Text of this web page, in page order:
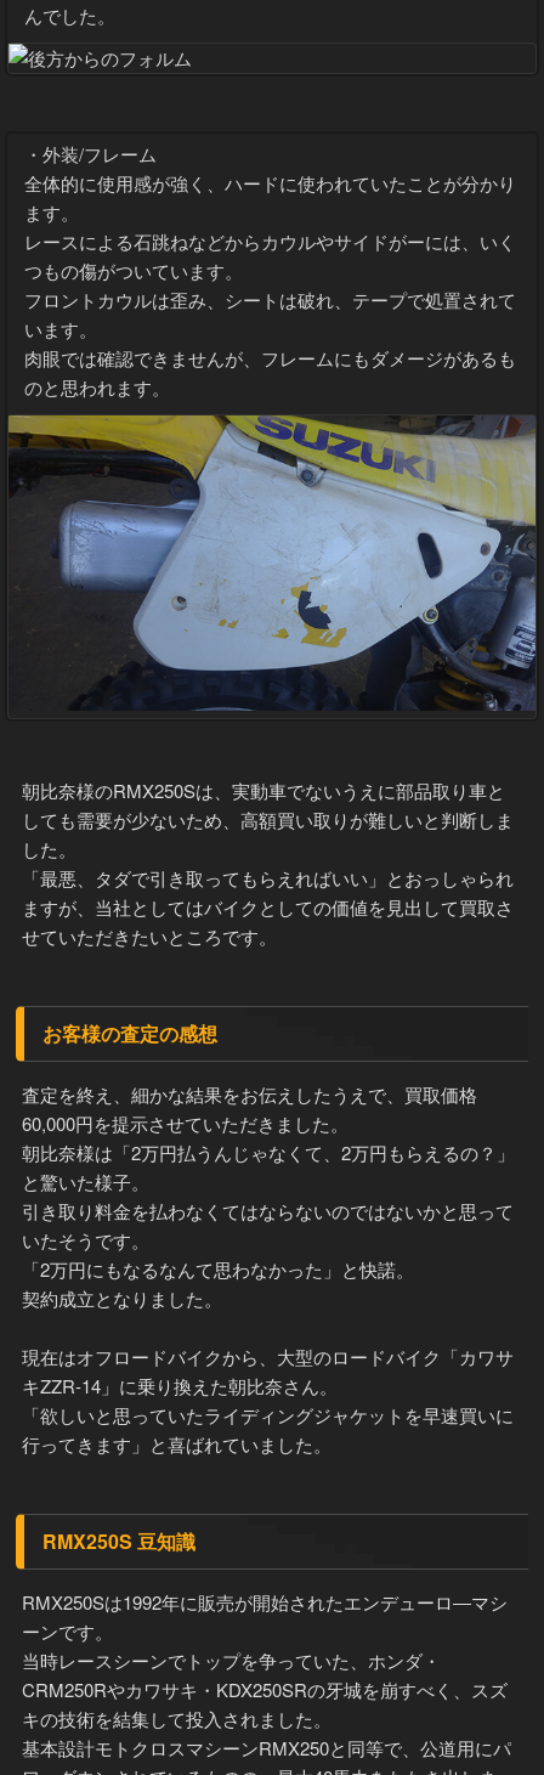
んでした。
・外装/フレーム
全体的に使用感が強く、ハードに使われていたことが分かり
ます。
レースによる石跳ねなどからカウルやサイドがーには、いく
つもの傷がついています。
フロントカウルは歪み、シートは破れ、テープで処置されて
います。
肉眼では確認できませんが、フレームにもダメージがあるも
のと思われます。
朝比奈様のRMX250Sは、実動車でないうえに部品取り車と
しても需要が少ないため、高額買い取りが難しいと判断しま
した。
「最悪、タダで引き取ってもらえればいい」とおっしゃられ
ますが、当社としてはバイクとしての価値を見出して買取さ
せていただきたいところです。
お客様の査定の感想
査定を終え、細かな結果をお伝えしたうえで、買取価格
60,000円を提示させていただきました。
朝比奈様は「2万円払うんじゃなくて、2万円もらえるの？」
と驚いた様子。
引き取り料金を払わなくてはならないのではないかと思って
いたそうです。
「2万円にもなるなんて思わなかった」と快諾。
契約成立となりました。
現在はオフロードバイクから、大型のロードバイク「カワサ
キZZR-14」に乗り換えた朝比奈さん。
「欲しいと思っていたライディングジャケットを早速買いに
行ってきます」と喜ばれていました。
RMX250S 豆知識
RMX250Sは1992年に販売が開始されたエンデューロ―マシ
ーンです。
当時レースシーンでトップを争っていた、ホンダ・
CRM250Rやカワサキ・KDX250SRの牙城を崩すべく、スズ
キの技術を結集して投入されました。
基本設計モトクロスマシーンRMX250と同等で、公道用にパ